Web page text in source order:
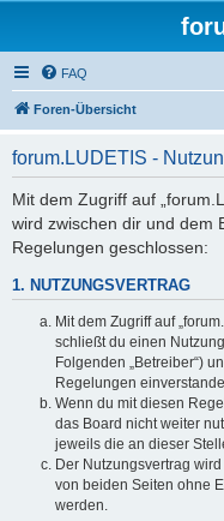
FAQ
Foren-Übersicht
forum.LUDETIS -
Mit dem Zugriff auf
wird zwischen dir und dem
Regelungen geschlossen:
1. NUTZUNGSVERTRAG
Mit dem Zugriff auf
schließt du einen
Folgenden „Betreiber“)
Regelungen
Wenn du mit diesen
das Board nicht weiter
jeweils die an dieser
Der Nutzungsvertrag
von beiden Seiten ohne
werden.